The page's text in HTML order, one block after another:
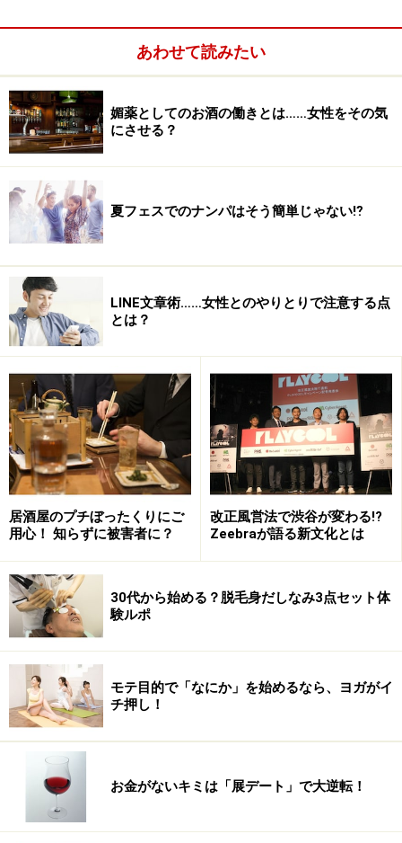
時間制限アリの飲み放題なのに飲み物がなかなか出てこ
ない
飲み放題だけど食い物がわりと高い
ラストオーダー30分前になると、店員がオーダーを取り
に来なくなる
会計がさり気なく上乗せされている
レジカウンター後方にある貼り紙に要注意！
時間制限アリの飲み放題なのに飲み物がな
かなか出てこない
これはもう初歩中の初歩のプチぼったくり。テーブルに
あるオーダー用のベルを押しても押しても、なしのつぶ
て……。一見すると店員も懸命に走り回っている風なの
で、人の良いアナタは「ま、しょうがないか…」なんて
大人の対応を我慢して貫くのでしょうが、コレ、地道に
繰り返されたら、けっこうな酒量を節約できると思うん
ですよ。
作為的にやっているのか、本当に人手がなくて、てんや
あわせて読みたい
媚薬としてのお酒の働きとは……女性をその気
にさせる？
夏フェスでのナンパはそう簡単じゃない⁉︎
LINE文章術……女性とのやりとりで注意する点
とは？
居酒屋のプチぼったくりにご
用心！ 知らずに被害者に？
改正風営法で渋谷が変わる!?
Zeebraが語る新文化とは
30代から始める？脱毛身だしなみ3点セット体
験ルポ
モテ目的で「なにか」を始めるなら、ヨガがイ
チ押し！
お金がないキミは「展デート」で大逆転！